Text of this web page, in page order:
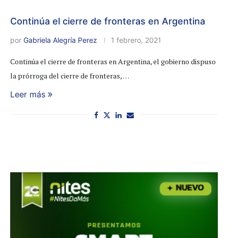
Continúa el cierre de fronteras en Argentina
por Gabriela Alegría Perez 1 febrero, 2021
Continúa el cierre de fronteras en Argentina, el gobierno dispuso
la prórroga del cierre de fronteras, …
Leer más